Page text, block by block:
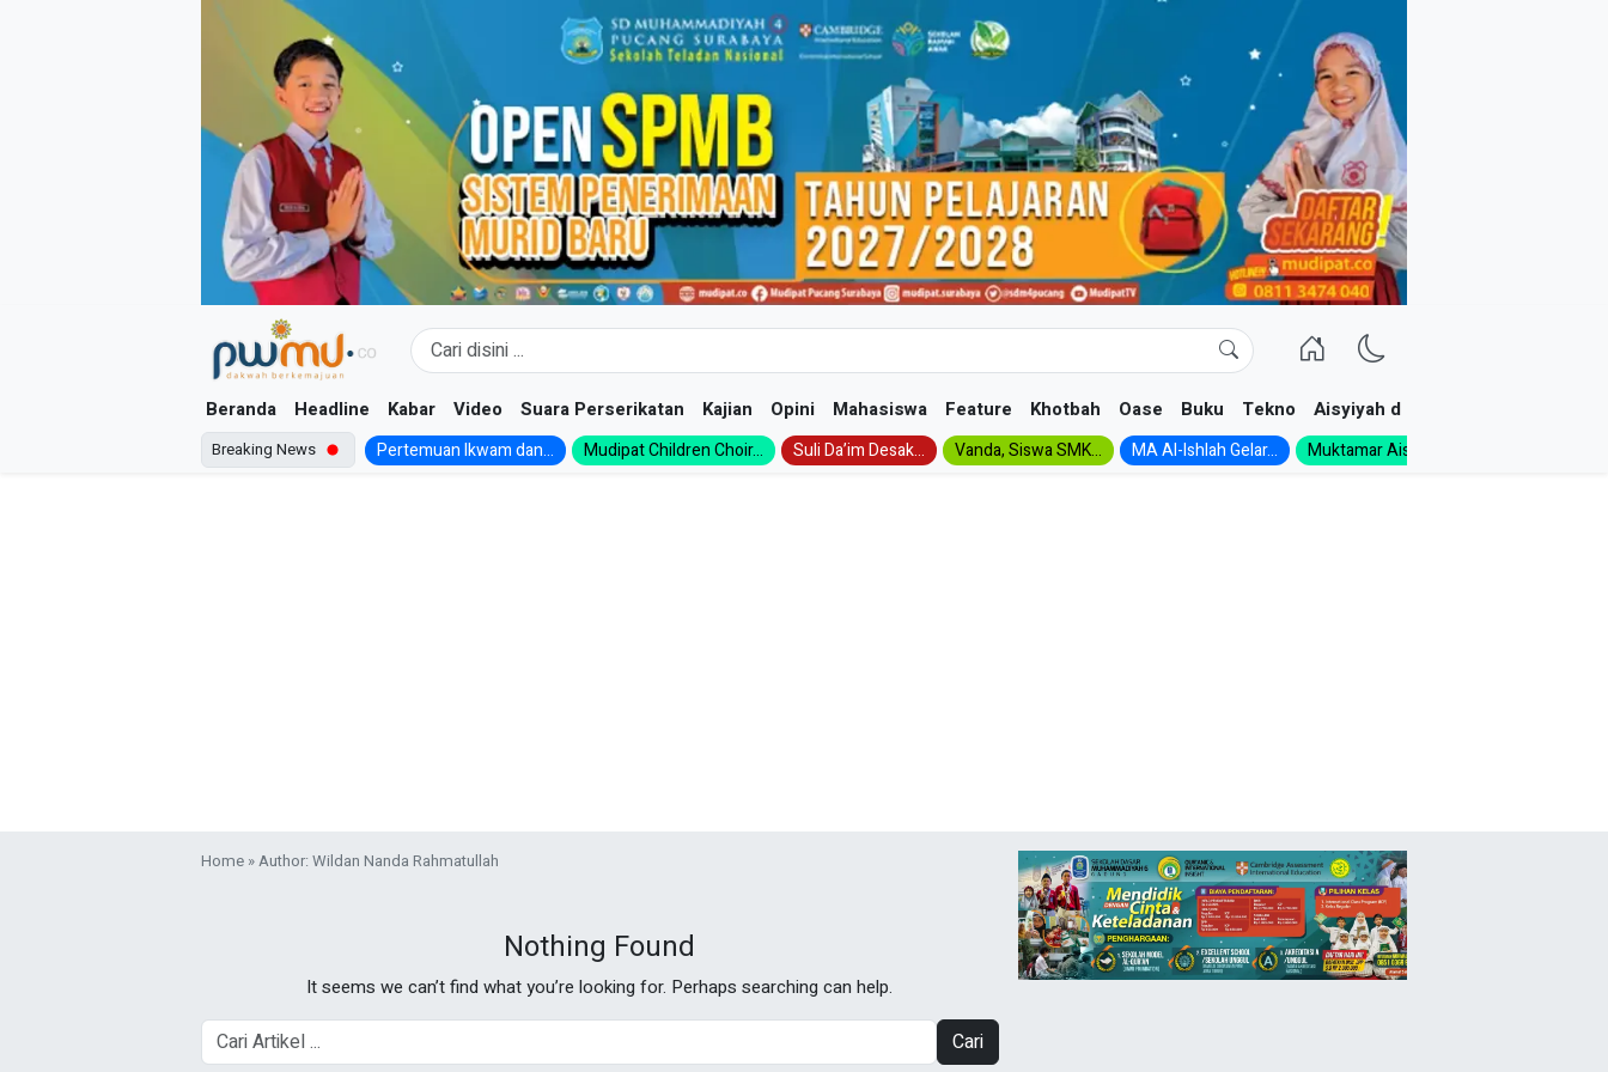
Beranda Headline Kabar Video Suara Perserikatan Kajian Opini Mahasiswa Feature Khotbah Oase Buku Tekno Aisyiyah dan NA
Breaking News Pertemuan Ikwam dan... Mudipat Children Choir... Suli Da’im Desak... Vanda, Siswa SMK... MA Al-Ishlah Gelar... Muktamar Aisyiyah 1926:...
Home »Author: Wildan Nanda Rahmatullah
Nothing Found
It seems we can’t find what you’re looking for. Perhaps searching can help.
untuk: